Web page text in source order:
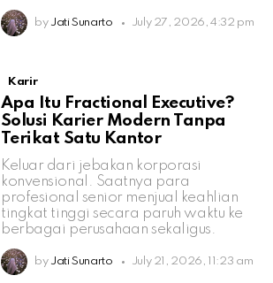
by Jati Sunarto July 27, 2026, 4:32 pm
Karir
Apa Itu Fractional Executive?
Solusi Karier Modern Tanpa
Terikat Satu Kantor
Keluar dari jebakan korporasi
konvensional. Saatnya para
profesional senior menjual keahlian
tingkat tinggi secara paruh waktu ke
berbagai perusahaan sekaligus.
by Jati Sunarto July 21, 2026, 11:23 am